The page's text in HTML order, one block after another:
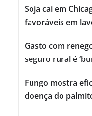
Soja cai em
favoráveis em
Gasto com
seguro rural é
Fungo mostra
doença do